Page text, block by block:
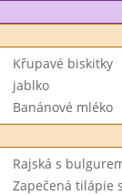
Křupavé biskitky
jablko
Banánové mléko
Rajská s
Zapečená tilápie